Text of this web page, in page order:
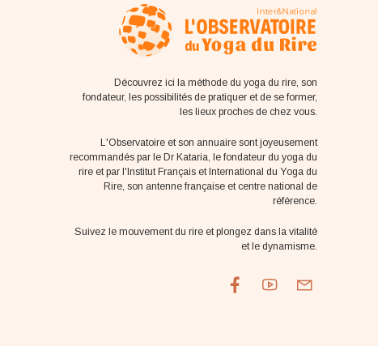
Découvrez ici la méthode du yoga du rire, son
fondateur, les possibilités de pratiquer et de se former,
les lieux proches de chez vous.
L'Observatoire et son annuaire sont joyeusement
recommandés par le Dr Kataria, le fondateur du yoga du
rire et par l'Institut Français et International du Yoga du
Rire, son antenne française et centre national de
référence.
Suivez le mouvement du rire et plongez dans la vitalité
et le dynamisme.